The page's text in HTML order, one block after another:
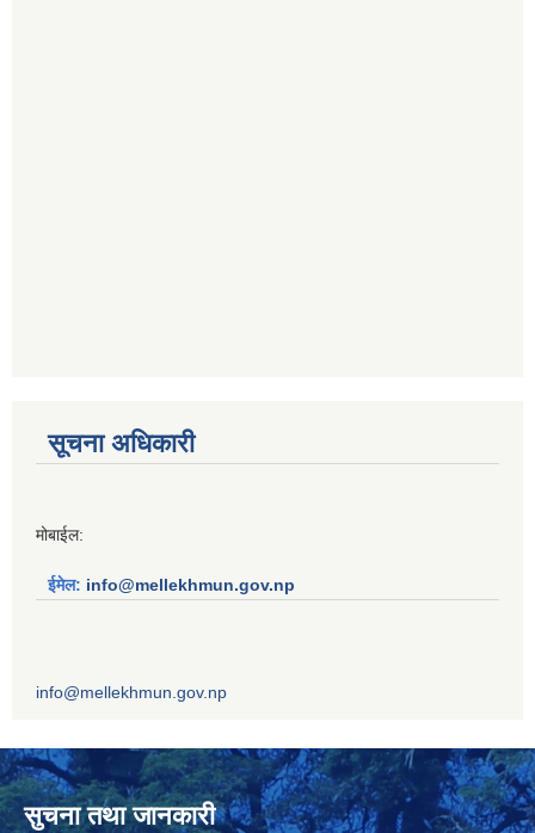
सूचना अधिकारी
मोबाईल:
ईमेल: info@mellekhmun.gov.np
info@mellekhmun.gov.np
सुचना तथा जानकारी